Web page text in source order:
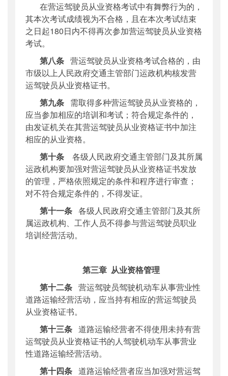
在营运驾驶员从业资格考试中有舞弊行为的，
其本次考试成绩视为不合格，且在本次考试结束
之日起180日内不得再次参加营运驾驶员从业资格
考试。
第八条 营运驾驶员从业资格考试合格的，由
市级以上人民政府交通主管部门运政机构核发营
运驾驶员从业资格证书。
第九条 需取得多种营运驾驶员从业资格的，
应当参加相应的培训和考试；符合规定条件的，
由发证机关在其营运驾驶员从业资格证书中加注
相应的从业资格。
第十条
各级人民政府交通主管部门及其所属
运政机构要加强对营运驾驶员从业资格证书发放
的管理，严格依照规定的条件和程序进行审查；
对不符合规定条件的，不得发证。
第十一条 各级人民政府交通主管部门及其所
属运政机构、工作人员不得参与营运驾驶员职业
培训经营活动。
第三章 从业资格管理
第十二条 营运驾驶员驾驶机动车从事营业性
道路运输经营活动，应当持有相应的营运驾驶员
从业资格证书。
第十三条 道路运输经营者不得使用未持有营
运驾驶员从业资格证书的人驾驶机动车从事营业
性道路运输经营活动。
第十四条 道路运输经营者应当加强对营运驾